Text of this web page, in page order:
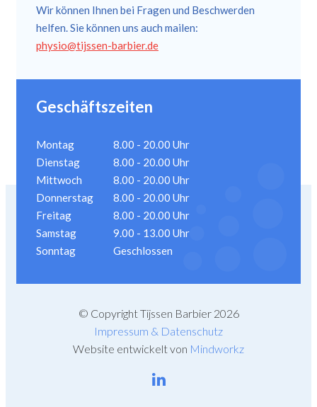
Wir können Ihnen bei Fragen und Beschwerden
helfen. Sie können uns auch mailen:
physio@tijssen-barbier.de
Geschäftszeiten
Montag
8.00 - 20.00 Uhr
Dienstag
8.00 - 20.00 Uhr
Mittwoch
8.00 - 20.00 Uhr
Donnerstag
8.00 - 20.00 Uhr
Freitag
8.00 - 20.00 Uhr
Samstag
9.00 - 13.00 Uhr
Sonntag
Geschlossen
© Copyright Tijssen Barbier 2026
Impressum & Datenschutz
Website entwickelt von Mindworkz